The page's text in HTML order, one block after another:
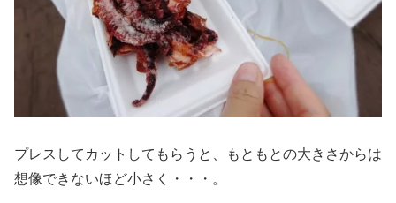
プレスしてカットしてもらうと、もともとの大きさからは
想像できないほど小さく・・・。